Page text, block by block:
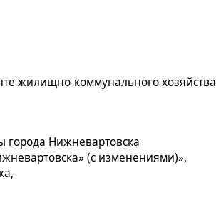
жилищно-коммунального хозяйства
Нижневартовска
(с изменениями)»,